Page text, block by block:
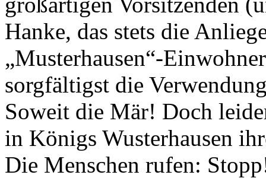
Hanke, das stets die
„Musterhausen“-
sorgfältigst die
Soweit die Mär! Doch
in Königs Wusterhausen
Die Menschen rufen: